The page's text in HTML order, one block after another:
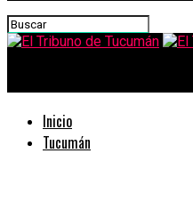
Inicio
Tucumán